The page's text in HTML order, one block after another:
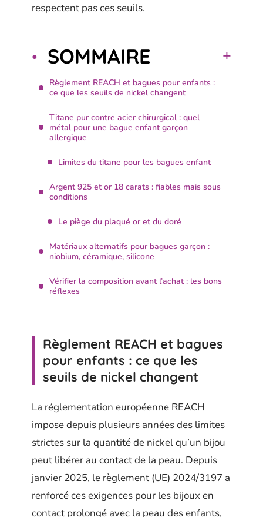
respectent pas ces seuils.
SOMMAIRE
Règlement REACH et bagues pour enfants :
ce que les seuils de nickel changent
Titane pur contre acier chirurgical : quel
métal pour une bague enfant garçon
allergique
Limites du titane pour les bagues enfant
Argent 925 et or 18 carats : fiables mais sous
conditions
Le piège du plaqué or et du doré
Matériaux alternatifs pour bagues garçon :
niobium, céramique, silicone
Vérifier la composition avant l’achat : les bons
réflexes
Règlement REACH et bagues
pour enfants : ce que les
seuils de nickel changent
La réglementation européenne REACH
impose depuis plusieurs années des limites
strictes sur la quantité de nickel qu’un bijou
peut libérer au contact de la peau. Depuis
janvier 2025, le règlement (UE) 2024/3197 a
renforcé ces exigences pour les bijoux en
contact prolongé avec la peau des enfants,